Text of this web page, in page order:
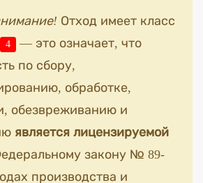
Отход имеет класс
4
— это означает, что
по сбору,
обработке,
обезвреживанию и
является лицензируемой
закону № 89-
производства и